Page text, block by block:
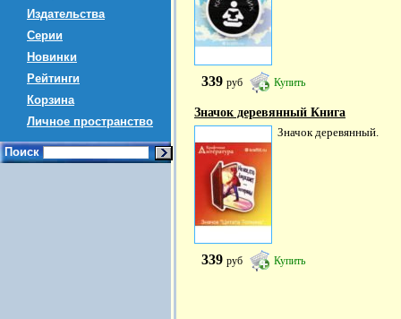
Издательства
Серии
Новинки
Рейтинги
Корзина
Личное пространство
Поиск
339 руб Купить
Значок деревянный Книга
Значок деревянный.
339 руб Купить